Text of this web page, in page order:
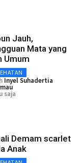
Jauh,
Mata yang
Umum
Inyel Suhadertia
saja
Demam scarlet
Anak